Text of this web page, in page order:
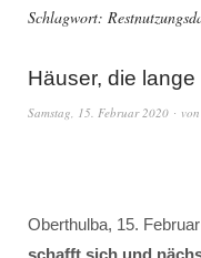
Schlagwort:
Häuser, die lange
Samstag, 15. Februar 2020 von
Oberthulba, 15.
schafft sich und